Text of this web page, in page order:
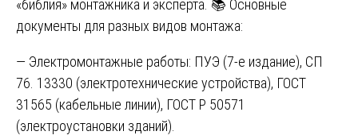
«библия» монтажника и эксперта. 📚 Основные
документы для разных видов монтажа:
— Электромонтажные работы: ПУЭ (7-е издание), СП
76. 13330 (электротехнические устройства), ГОСТ
31565 (кабельные линии), ГОСТ Р 50571
(электроустановки зданий).